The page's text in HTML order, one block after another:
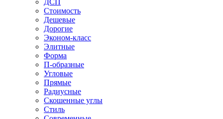
ДСП
Стоимость
Дешевые
Дорогие
Эконом-класс
Элитные
Форма
П-образные
Угловые
Прямые
Радиусные
Скошенные углы
Стиль